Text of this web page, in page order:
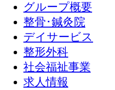
グループ概要
整骨･鍼灸院
デイサービス
整形外科
社会福祉事業
求人情報